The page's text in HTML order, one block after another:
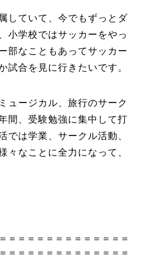
していて、今でもずっとダ
小学校ではサッカーをやっ
部なこともあってサッカー
試合を見に行きたいです。
ュージカル、旅行のサーク
間、受験勉強に集中して打
では学業、サークル活動、
々なことに全力になって、
＝＝＝＝＝＝＝＝＝＝＝＝＝
＝＝＝＝＝＝＝＝＝＝＝＝＝